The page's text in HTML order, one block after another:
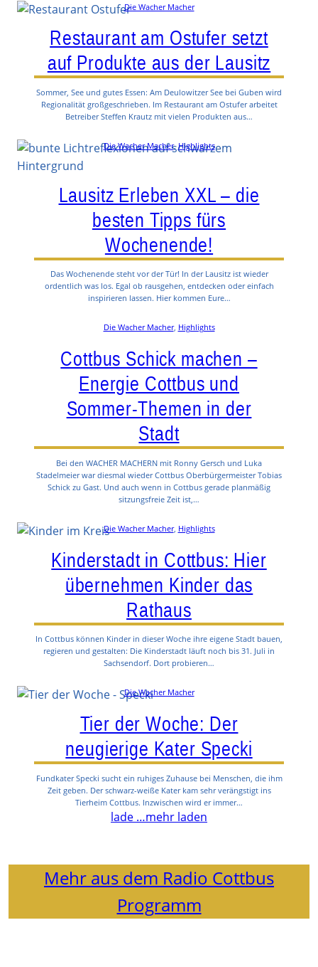
Die Wacher Macher
Restaurant am Ostufer setzt
auf Produkte aus der Lausitz
Sommer, See und gutes Essen: Am Deulowitzer See bei Guben wird
Regionalität großgeschrieben. Im Restaurant am Ostufer arbeitet
Betreiber Steffen Krautz mit vielen Produkten aus…
Die Wacher Macher, Highlights
Lausitz Erleben XXL – die
besten Tipps fürs
Wochenende!
Das Wochenende steht vor der Tür! In der Lausitz ist wieder
ordentlich was los. Egal ob rausgehen, entdecken oder einfach
inspirieren lassen. Hier kommen Eure…
Die Wacher Macher, Highlights
Cottbus Schick machen –
Energie Cottbus und
Sommer-Themen in der
Stadt
Bei den WACHER MACHERN mit Ronny Gersch und Luka
Stadelmeier war diesmal wieder Cottbus Oberbürgermeister Tobias
Schick zu Gast. Und auch wenn in Cottbus gerade planmäßig
sitzungsfreie Zeit ist,…
Die Wacher Macher, Highlights
Kinderstadt in Cottbus: Hier
übernehmen Kinder das
Rathaus
In Cottbus können Kinder in dieser Woche ihre eigene Stadt bauen,
regieren und gestalten: Die Kinderstadt läuft noch bis 31. Juli in
Sachsendorf. Dort probieren…
Die Wacher Macher
Tier der Woche: Der
neugierige Kater Specki
Fundkater Specki sucht ein ruhiges Zuhause bei Menschen, die ihm
Zeit geben. Der schwarz-weiße Kater kam sehr verängstigt ins
Tierheim Cottbus. Inzwischen wird er immer…
lade …mehr laden
Mehr aus dem Radio Cottbus
Programm